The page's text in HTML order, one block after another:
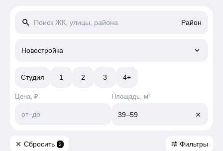
search Район
Новостройка keyboard_arrow_down
Студия 1 2 3 4+
Цена, ₽
от–до
Площадь, м²
39–59 close
close Сбросить 2 tune Фильтры